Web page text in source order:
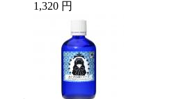
1,320 円